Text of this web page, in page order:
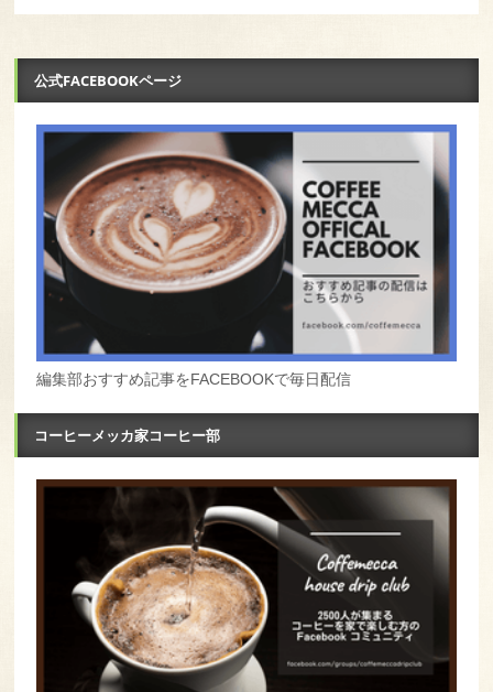
公式FACEBOOKページ
編集部おすすめ記事をFACEBOOKで毎日配信
コーヒーメッカ家コーヒー部